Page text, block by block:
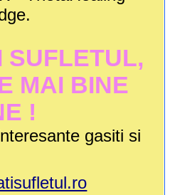
SUFLETUL,
MAI BINE
!
gasiti si